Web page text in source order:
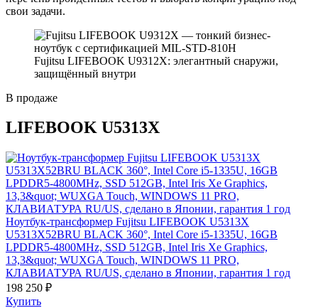
свои задачи.
Fujitsu LIFEBOOK U9312X: элегантный снаружи,
защищённый внутри
В продаже
LIFEBOOK U5313X
Ноутбук-трансформер Fujitsu LIFEBOOK U5313X
U5313X52BRU BLACK 360°, Intel Core i5-1335U, 16GB
LPDDR5-4800MHz, SSD 512GB, Intel Iris Xe Graphics,
13,3&quot; WUXGA Touch, WINDOWS 11 PRO,
КЛАВИАТУРА RU/US, сделано в Японии, гарантия 1 год
198 250 ₽
Купить